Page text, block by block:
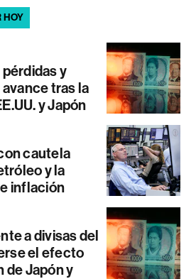
HOY
y
tras la
y Japón
cautela
y la
inflación
a divisas del
el efecto
de Japón y